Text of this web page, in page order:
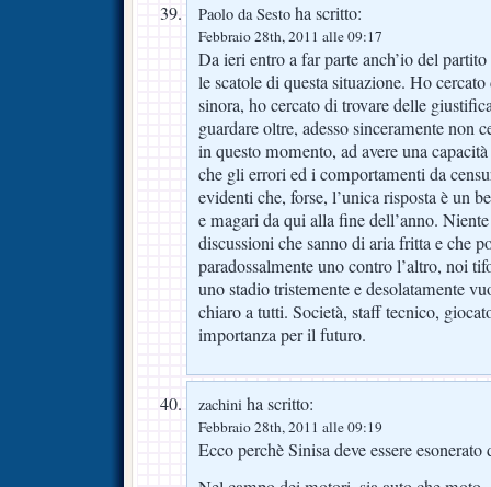
Paolo da Sesto ha scritto:
Febbraio 28th, 2011 alle 09:17
Da ieri entro a far parte anch’io del
le scatole di questa situazione. Ho
sinora, ho cercato di trovare delle
guardare oltre, adesso sinceramente non
in questo momento, ad avere una
che gli errori ed i comportamenti da
evidenti che, forse, l’unica risposta è un
e magari da qui alla fine dell’anno.
discussioni che sanno di aria fritta e che
paradossalmente uno contro l’altro, noi
uno stadio tristemente e desolatamente
chiaro a tutti. Società, staff tecnico,
importanza per il futuro.
zachini ha scritto:
Febbraio 28th, 2011 alle 09:19
Ecco perchè Sinisa deve essere